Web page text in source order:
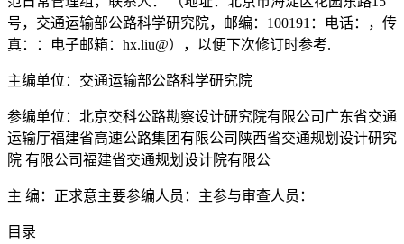
号，交通运输部公路科学研究院，邮编：100191：电话：，传
真：：电子邮箱：hx.liu@），以便下次修订时参考.
主编单位：交通运输部公路科学研究院
参编单位：北京交科公路勘察设计研究院有限公司广东省交通
运输厅福建省高速公路集团有限公司陕西省交通规划设计研究
院 有限公司福建省交通规划设计院有限公
主 编：正求意主要参编人员：主参与审查人员：
目录